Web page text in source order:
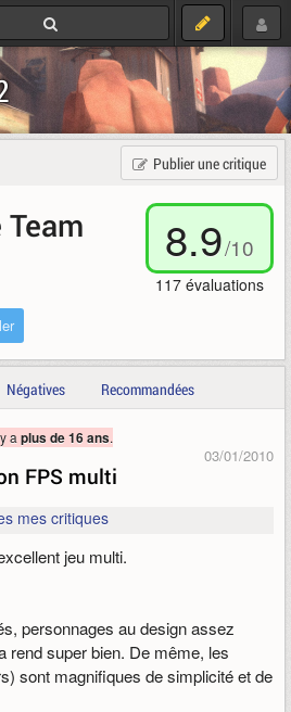
Publier une critique
8.9/10
117 évaluations
Négatives Recommandées
03/01/2010
a plus de 16 ans.
FPS multi
mes critiques
jeu multi.
personnages au design assez
rend super bien. De même, les
sont magnifiques de simplicité et de